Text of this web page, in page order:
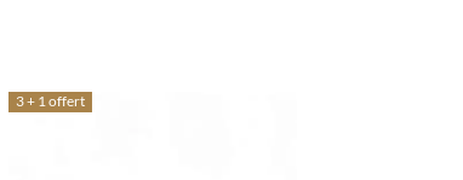
3 + 1 offert